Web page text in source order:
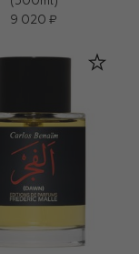
9 020 ₽